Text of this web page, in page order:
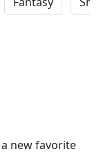
new favorite